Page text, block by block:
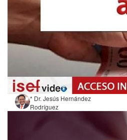
* Dr. Jesús Hernández
Rodríguez